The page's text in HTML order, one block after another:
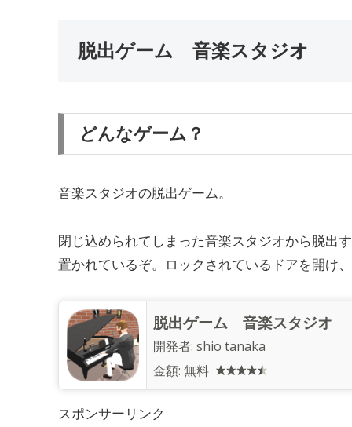
脱出ゲーム 音楽スタジオ
どんなゲーム？
音楽スタジオの脱出ゲーム。
閉じ込められてしまった音楽スタジオから脱出
置かれているぞ。ロックされているドアを開け
脱出ゲーム 音楽スタジオ
開発者: shio tanaka
金額: 無料
スポンサーリンク